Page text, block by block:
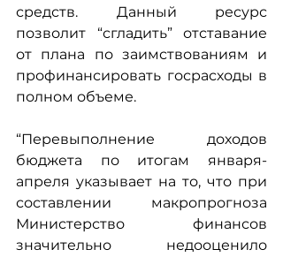
средств. Данный ресурс
позволит “сгладить” отставание
от плана по заимствованиям и
профинансировать госрасходы в
полном объеме.
“Перевыполнение доходов
бюджета по итогам января-
апреля указывает на то, что при
составлении макропрогноза
Министерство финансов
значительно недооценило